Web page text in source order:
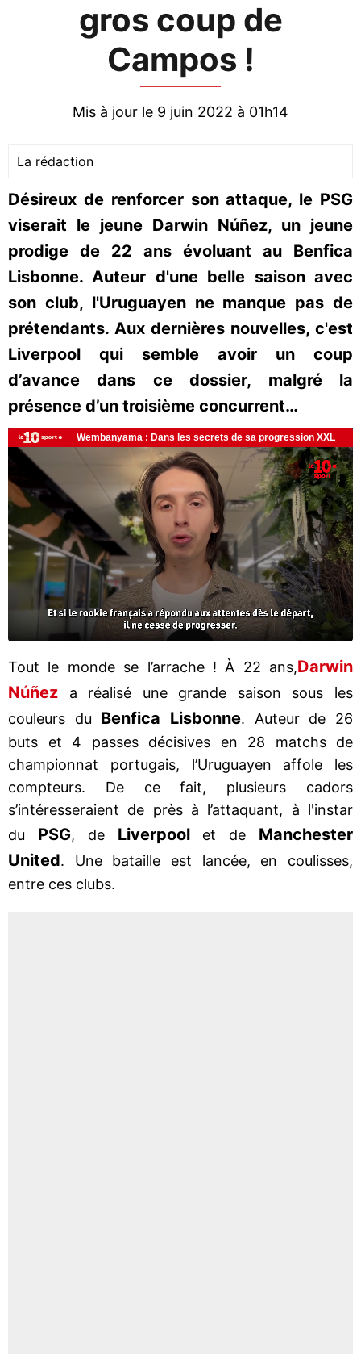
gros coup de
Campos !
Mis à jour le 9 juin 2022 à 01h14
La rédaction
Désireux de renforcer son attaque, le PSG
viserait le jeune Darwin Núñez, un jeune
prodige de 22 ans évoluant au Benfica
Lisbonne. Auteur d'une belle saison avec
son club, l'Uruguayen ne manque pas de
prétendants. Aux dernières nouvelles, c'est
Liverpool qui semble avoir un coup
d’avance dans ce dossier, malgré la
présence d’un troisième concurrent…
Tout le monde se l’arrache ! À 22 ans,Darwin
Núñez
a réalisé une grande saison sous les
couleurs du Benfica Lisbonne. Auteur de 26
buts et 4 passes décisives en 28 matchs de
championnat portugais, l’Uruguayen affole les
compteurs. De ce fait, plusieurs cadors
s’intéresseraient de près à l’attaquant, à l'instar
du PSG, de Liverpoolet de Manchester
United. Une bataille est lancée, en coulisses,
entre ces clubs.